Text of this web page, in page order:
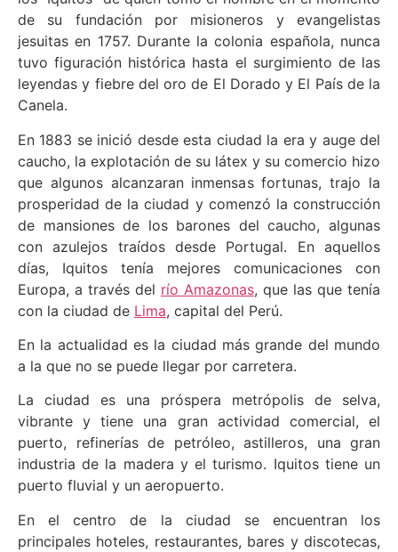
de su fundación por misioneros y evangelistas
jesuitas en 1757. Durante la colonia española, nunca
tuvo figuración histórica hasta el surgimiento de las
leyendas y fiebre del oro de El Dorado y El País de la
Canela.
En 1883 se inició desde esta ciudad la era y auge del
caucho, la explotación de su látex y su comercio hizo
que algunos alcanzaran inmensas fortunas, trajo la
prosperidad de la ciudad y comenzó la construcción
de mansiones de los barones del caucho, algunas
con azulejos traídos desde Portugal. En aquellos
días, Iquitos tenía mejores comunicaciones con
Europa, a través del río Amazonas, que las que tenía
con la ciudad de Lima, capital del Perú.
En la actualidad es la ciudad más grande del mundo
a la que no se puede llegar por carretera.
La ciudad es una próspera metrópolis de selva,
vibrante y tiene una gran actividad comercial, el
puerto, refinerías de petróleo, astilleros, una gran
industria de la madera y el turismo. Iquitos tiene un
puerto fluvial y un aeropuerto.
En el centro de la ciudad se encuentran los
principales hoteles, restaurantes, bares y discotecas,